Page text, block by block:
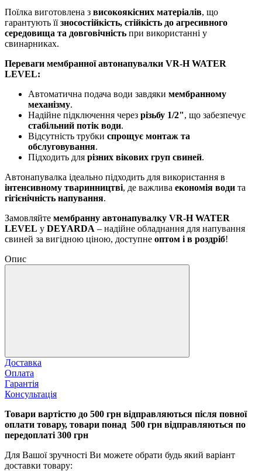
Поїлка виготовлена з високоякісних матеріалів, що
гарантують їїзносостійкість, стійкість до агресивного
середовища та довговічність при використанні у
свинарниках.
Переваги мембранної автонапувалки VR-H WATER
LEVEL:
Автоматична подача води завдяки мембранному
механізму.
Надійне підключення через різьбу 1/2", що забезпечує
стабільний потік води.
Відсутність трубки спрощує монтаж та
обслуговування.
Підходить для різних вікових груп свиней.
Автонапувалка ідеально підходить для використання в
інтенсивному тваринництві, де важлива економія води та
гігієнічність напування.
Замовляйте мембранну автонапувалку VR-H WATER
LEVEL у DEYARDA – надійне обладнання для напування
свиней за вигідною ціною, доступне оптом і в роздріб!
Опис
Доставка
Оплата
Гарантія
Консультація
Товари вартістю до 500 грн відправляються після повної
оплати товару, товари понад 500 грн відправляються по
передоплаті 300 грн
Для Вашої зручності Ви можете обрати будь який варіант
доставки товару: